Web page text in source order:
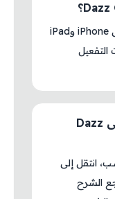
لا، المتجر موجه لتثبيت التطبيقات على iPhone وiPad
التفعيل
ما الخطوة التالية بعد العثور على Dazz
انتقل إلى
الشرح